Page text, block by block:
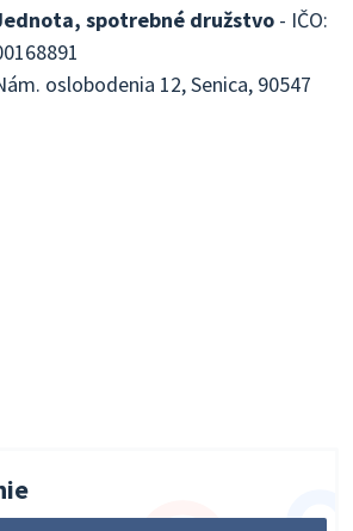
spotrebné družstvo - IČO:
oslobodenia 12, Senica, 90547